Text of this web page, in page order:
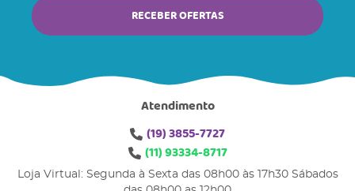
RECEBER OFERTAS
Atendimento
(19)3855-7727
(11)93334-8717
Loja Virtual: Segunda à Sexta das 08h00 às 17h30 Sábados